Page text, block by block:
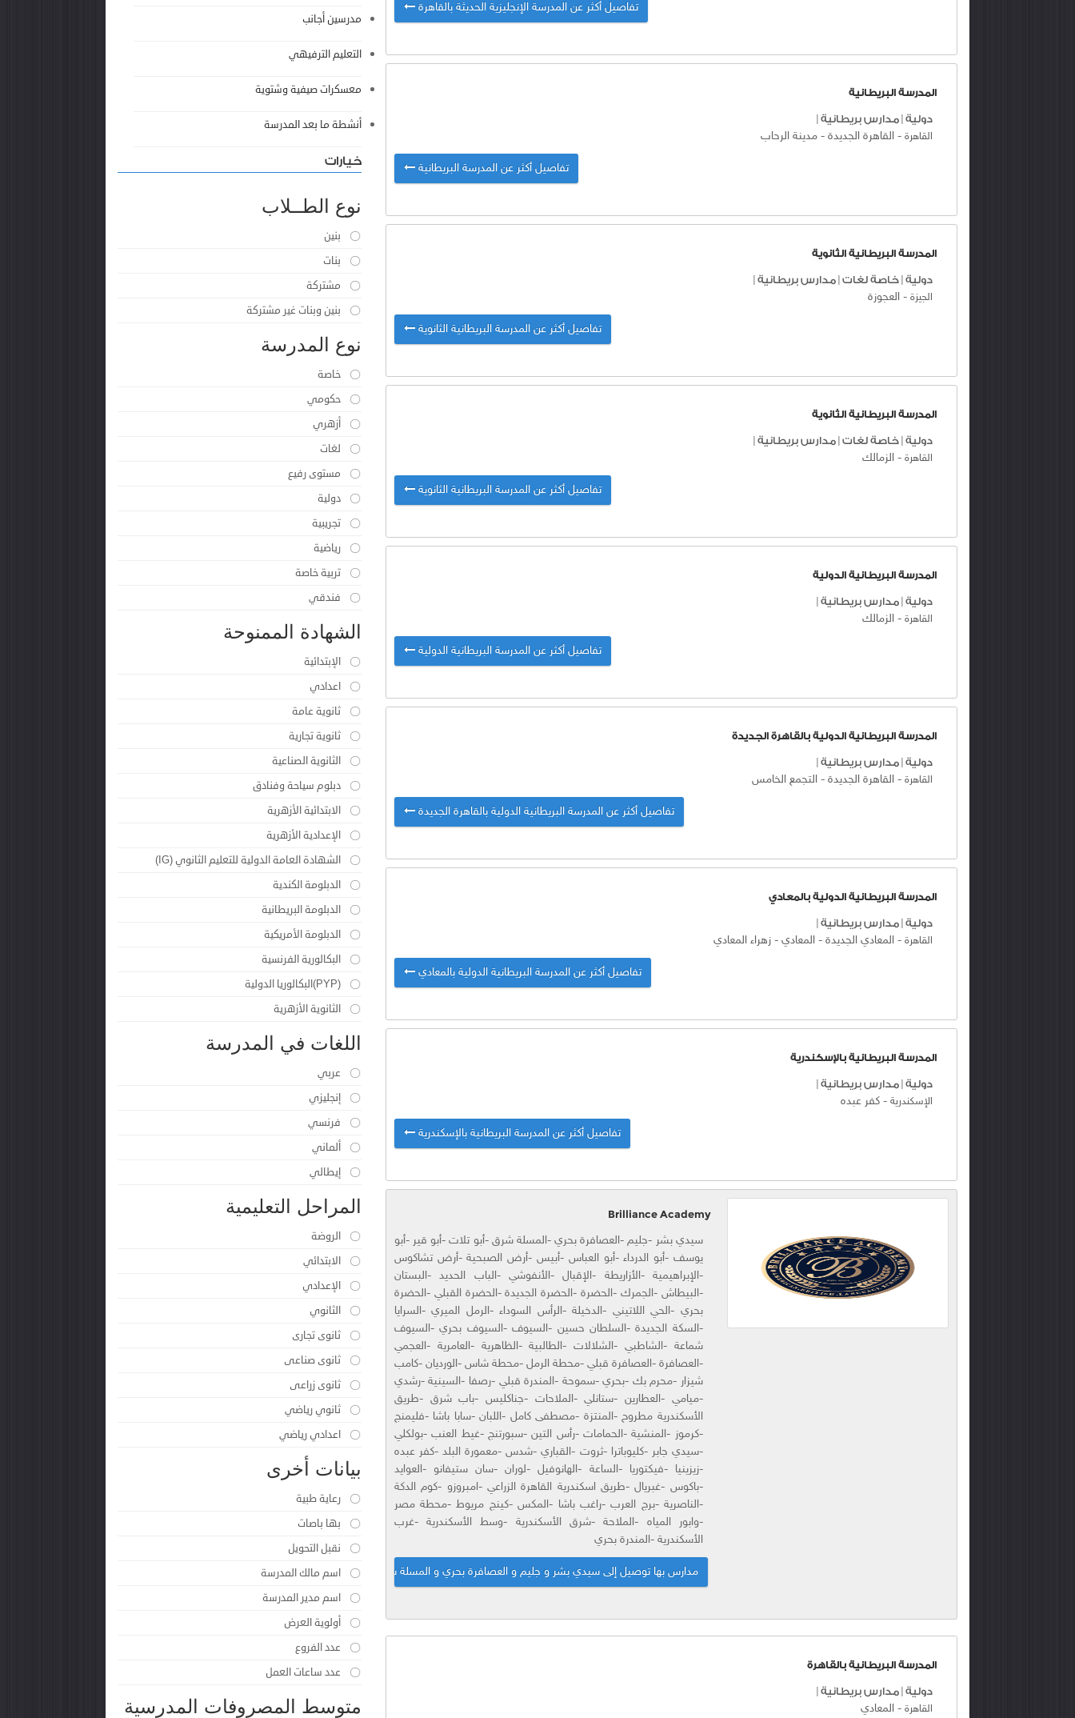
تفاصيل أكثر عن المدرسة الإنجليزية الحديثة بالقاهرة
المدرسة البريطانية
دولية مدارس بريطانية
القاهرة - القاهرة الجديدة - مدينة الرحاب
تفاصيل أكثر عن المدرسة البريطانية
المدرسة البريطانية الثانوية
دولية خاصة لغات مدارس بريطانية
الجيزة - العجوزة
تفاصيل أكثر عن المدرسة البريطانية الثانوية
المدرسة البريطانية الثانوية
دولية خاصة لغات مدارس بريطانية
القاهرة - الزمالك
تفاصيل أكثر عن المدرسة البريطانية الثانوية
المدرسة البريطانية الدولية
دولية مدارس بريطانية
القاهرة - الزمالك
تفاصيل أكثر عن المدرسة البريطانية الدولية
المدرسة البريطانية الدولية بالقاهرة الجديدة
دولية مدارس بريطانية
القاهرة - القاهرة الجديدة - التجمع الخامس
تفاصيل أكثر عن المدرسة البريطانية الدولية بالقاهرة الجديدة
المدرسة البريطانية الدولية بالمعادي
دولية مدارس بريطانية
القاهرة - المعادي الجديدة - المعادي - زهراء المعادي
تفاصيل أكثر عن المدرسة البريطانية الدولية بالمعادي
المدرسة البريطانية بالإسكندرية
دولية مدارس بريطانية
الإسكندرية - كفر عبده
تفاصيل أكثر عن المدرسة البريطانية بالإسكندرية
Brilliance Academy
سيدي بشر -جليم -العصافرة بحري -المسلة شرق -أبو تلات -أبو قير -أبو
يوسف -أبو الدرداء -أبو العباس -أبيس -أرض الصبحية -أرض تشاكوس
-الإبراهيمية -الأزاريطة -الإقبال -الأنفوشي -الباب الحديد -البستان
-البيطاش -الجمرك -الحضرة -الحضرة الجديدة -الحضرة القبلي -الحضرة
بحري -الحي اللاتيني -الدخيلة -الرأس السوداء -الرمل الميري -السرايا
-السكة الجديدة -السلطان حسين -السيوف -السيوف بحري -السيوف
شماعة -الشاطبي -الشلالات -الطالبية -الظاهرية -العامرية -العجمي
-العصافرة -العصافرة قبلي -محطة الرمل -محطة شاس -الورديان -كامب
شيزار -محرم بك -بحري -سموحة -المندرة قبلي -رصفا -السينية -رشدي
-ميامي -العطارين -ستانلي -الملاحات -جناكليس -باب شرق -طريق
الأسكندرية مطروح -المنتزة -مصطفى كامل -اللبان -سابا باشا -فليمنج
-كرموز -المنشية -الحمامات -رأس التين -سبورتنج -غيط العنب -بولكلي
-سيدي جابر -كليوباترا -ثروت -القباري -شدس -معمورة البلد -كفر عبده
-زيزينيا -فيكتوريا -الساعة -الهانوفيل -لوران -سان ستيفانو -العوايد
-باكوس -غبريال -طريق اسكندرية القاهرة الزراعي -امبروزو -كوم الدكة
-الناصرية -برج العرب -راغب باشا -المكس -كينج مريوط -محطة مصر
-وابور المياه -الملاحة -شرق الأسكندرية -وسط الأسكندرية -غرب
الأسكندرية -المندرة بحري
مدارس بها توصيل إلى سيدي بشر و جليم و العصافرة بحري و المسلة شرق و أبو تلات و أبو قير و أبو يوسف و أبو الدرداء و أبو العباس و أبيس و أرض الصبحية و
المدرسة البريطانية بالقاهرة
دولية مدارس بريطانية
القاهرة - المعادي
مدرسين أجانب
التعليم الترفيهي
معسكرات صيفية وشتوية
أنشطة ما بعد المدرسة
خيارات
نوع الطــلاب
بنين
بنات
مشتركة
بنين وبنات غير مشتركة
نوع المدرسة
خاصة
حكومي
أزهري
لغات
مستوى رفيع
دولية
تجريبية
رياضية
تربية خاصة
فندقي
الشهادة الممنوحة
الإبتدائية
اعدادي
ثانوية عامة
ثانوية تجارية
الثانوية الصناعية
دبلوم سياحة وفنادق
الابتدائية الأزهرية
الإعدادية الأزهرية
الشهادة العامة الدولية للتعليم الثانوي (IG)
الدبلومة الكندية
الدبلومة البريطانية
الدبلومة الأمريكية
البكالورية الفرنسية
(PYP)البكالوريا الدولية
الثانوية الأزهرية
اللغات في المدرسة
عربي
إنجليزي
فرنسي
ألماني
إيطالي
المراحل التعليمية
الروضة
الابتدائي
الإعدادي
الثانوي
ثانوى تجارى
ثانوى صناعى
ثانوى زراعى
ثانوي رياضي
اعدادي رياضي
بيانات أخرى
رعاية طبية
بها باصات
نقبل التحويل
اسم مالك المدرسة
اسم مدير المدرسة
أولوية العرض
عدد الفروع
عدد ساعات العمل
متوسط المصروفات المدرسية